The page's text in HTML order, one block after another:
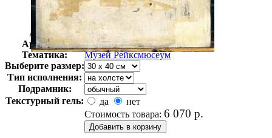
Автор:
Неизвестно
Арт-стиль
Голландская живопись
Тематика:
Музей Рейксмюсеум
Выберите размер:
Тип исполнения:
Подрамник:
Текстурный гель:
да
нет
Стоимость товара: 6 070 р.